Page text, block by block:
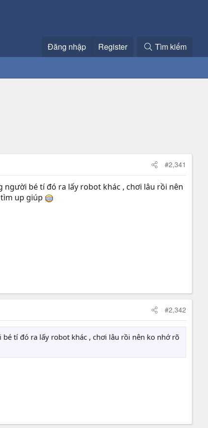
Đăng nhập Register Tìm kiếm
#2,341
bé tí đó ra lấy robot khác , chơi lâu rồi nên
up giúp
#2,342
tí đó ra lấy robot khác , chơi lâu rồi nên ko nhớ rõ